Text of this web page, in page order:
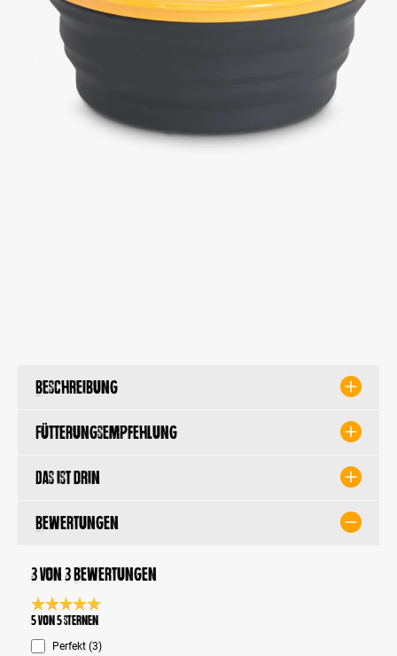
Beschreibung
Fütterungsempfehlung
Das ist drin
Bewertungen
3 von 3 Bewertungen
Durchschnittliche Bewertung 5 von 5 Sternen
5 von 5 Sternen
Perfekt (3)